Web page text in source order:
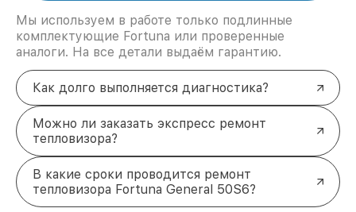
Мы используем в работе только подлинные
комплектующие Fortuna или проверенные
аналоги. На все детали выдаём гарантию.
Как долго выполняется диагностика?
Можно ли заказать экспресс ремонт
тепловизора?
В какие сроки проводится ремонт
тепловизора Fortuna General 50S6?